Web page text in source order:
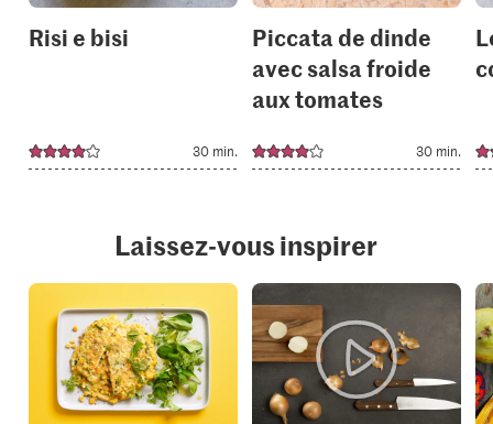
Risi e bisi
30 min.
Piccata de dinde
avec salsa froide
aux tomates
30 min.
Laissez-vous inspirer